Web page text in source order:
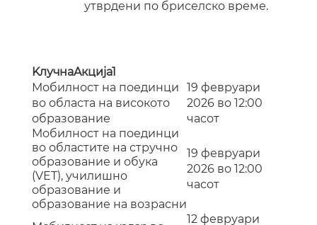
утврдени по бриселско време.
KлучнаAкција1
Мобилност на поединци
во областа на високото
образование
19 февруари
2026 во 12:00
часот
Мобилност на поединци
во областите на стручно
образование и обука
(VET), училишно
образование и
образование на возрасни
19 февруари
2026 во 12:00
часот
12 февруари